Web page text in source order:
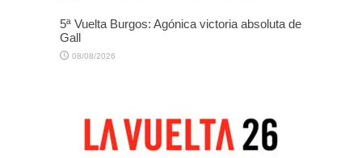
5ª Vuelta Burgos: Agónica victoria absoluta de
Gall
08/08/2026